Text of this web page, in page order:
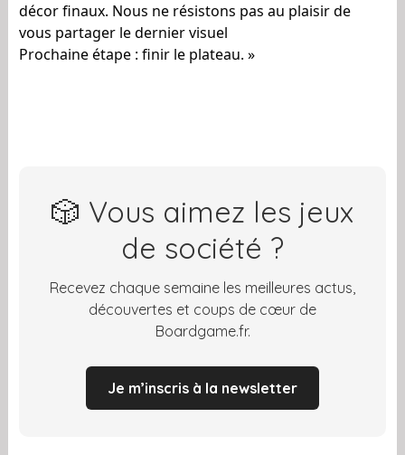
décor finaux. Nous ne résistons pas au plaisir de
vous partager le dernier visuel
Prochaine étape : finir le plateau. »
🎲 Vous aimez les jeux
de société ?
Recevez chaque semaine les meilleures actus,
découvertes et coups de cœur de
Boardgame.fr.
Je m’inscris à la newsletter